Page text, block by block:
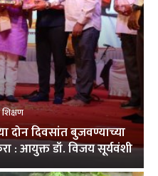
दोन दिवसांत बुजवण्याच्या
: आयुक्त डॉ. विजय सूर्यवंशी